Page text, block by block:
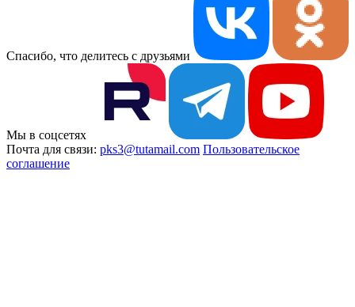
Спасибо, что делитесь с друзьями
Мы в соцсетях
Почта для связи: pks3@tutamail.com Пользовательское
соглашение